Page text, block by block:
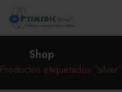
Shop
Productos etiquetados “silver”